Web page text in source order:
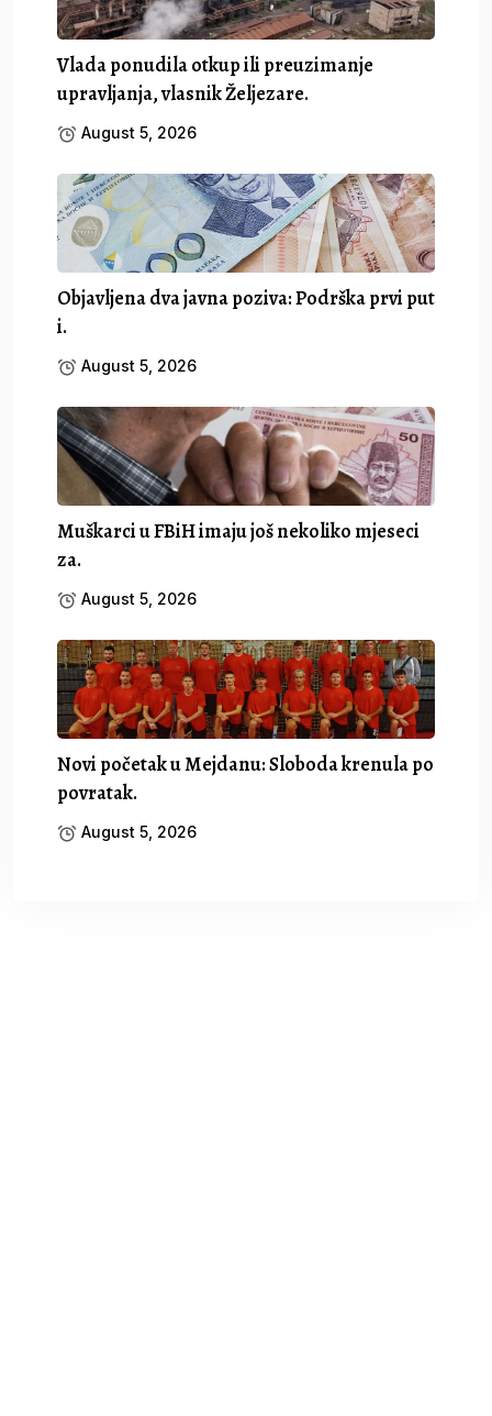
Vlada ponudila otkup ili preuzimanje
upravljanja, vlasnik Željezare.
August 5, 2026
Objavljena dva javna poziva: Podrška prvi put
i.
August 5, 2026
Muškarci u FBiH imaju još nekoliko mjeseci
za.
August 5, 2026
Novi početak u Mejdanu: Sloboda krenula po
povratak.
August 5, 2026